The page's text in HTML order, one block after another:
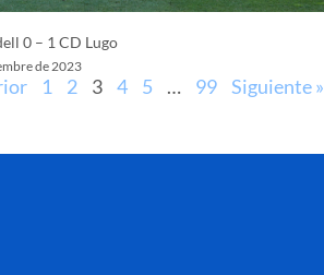
0 – 1 CD Lugo
de 2023
1 2 3 4 5 … 99 Siguiente »